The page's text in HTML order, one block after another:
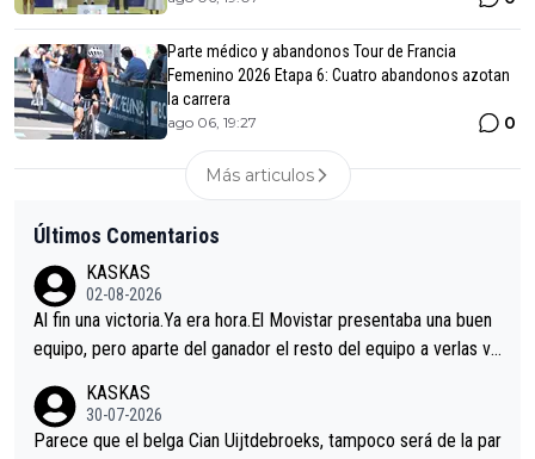
Parte médico y abandonos Tour de Francia
Femenino 2026 Etapa 6: Cuatro abandonos azotan
la carrera
ago 06, 19:27 0
Más articulos
Últimos Comentarios
KASKAS
02-08-2026
Al fin una victoria.Ya era hora.El Movistar presentaba una buen
equipo, pero aparte del ganador el resto del equipo a verlas ve
s.La única buena noticia es la mejoría de Enric Más en San Seb
astian.Si en la Vuelta a Burgos sigue la mejoría, podríamos ten
KASKAS
30-07-2026
Parece que el belga Cian Uijtdebroeks, tampoco será de la par